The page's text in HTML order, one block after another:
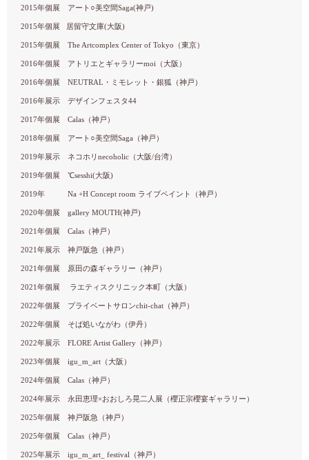
2015年個展 アート○美空間Saga(神戸)
2015年個展 居留守文庫(大阪)
2015年個展 The Artcomplex Center of Tokyo（東京）
2016年個展 アトリエとギャラリーmoi（大阪）
2016年個展 NEUTRAL・ミモレット・銀狐（神戸）
2016年展示 デザインフェスタ44
2017年個展 Calas（神戸）
2018年個展 アート○美空間Saga（神戸）
2019年展示 ネコホリnecoholic（大阪/台湾）
2019年個展 ℃sesshi(大阪)
2019年 Na +H Concept room ライブペイント（神戸）
2020年個展 gallery MOUTH(神戸)
2021年個展 Calas（神戸）
2021年展示 神戸阪急（神戸）
2021年個展 原田の森ギャラリー（神戸）
2021年個展 ラエティスクリニック本町（大阪）
2022年個展 プライベートサロンchit-chat（神戸）
2022年個展 そば処いながわ（伊丹）
2022年展示 FLORE Artist Gallery（神戸）
2023年個展 igu_m_art（大阪）
2024年個展 Calas（神戸）
2024年展示 永田恵理×おおしろ晃二人展（櫻正宗櫻宴ギャラリー）
2025年個展 神戸阪急（神戸）
2025年個展 Calas（神戸）
2025年展示 igu_m_art_ festival（神戸）